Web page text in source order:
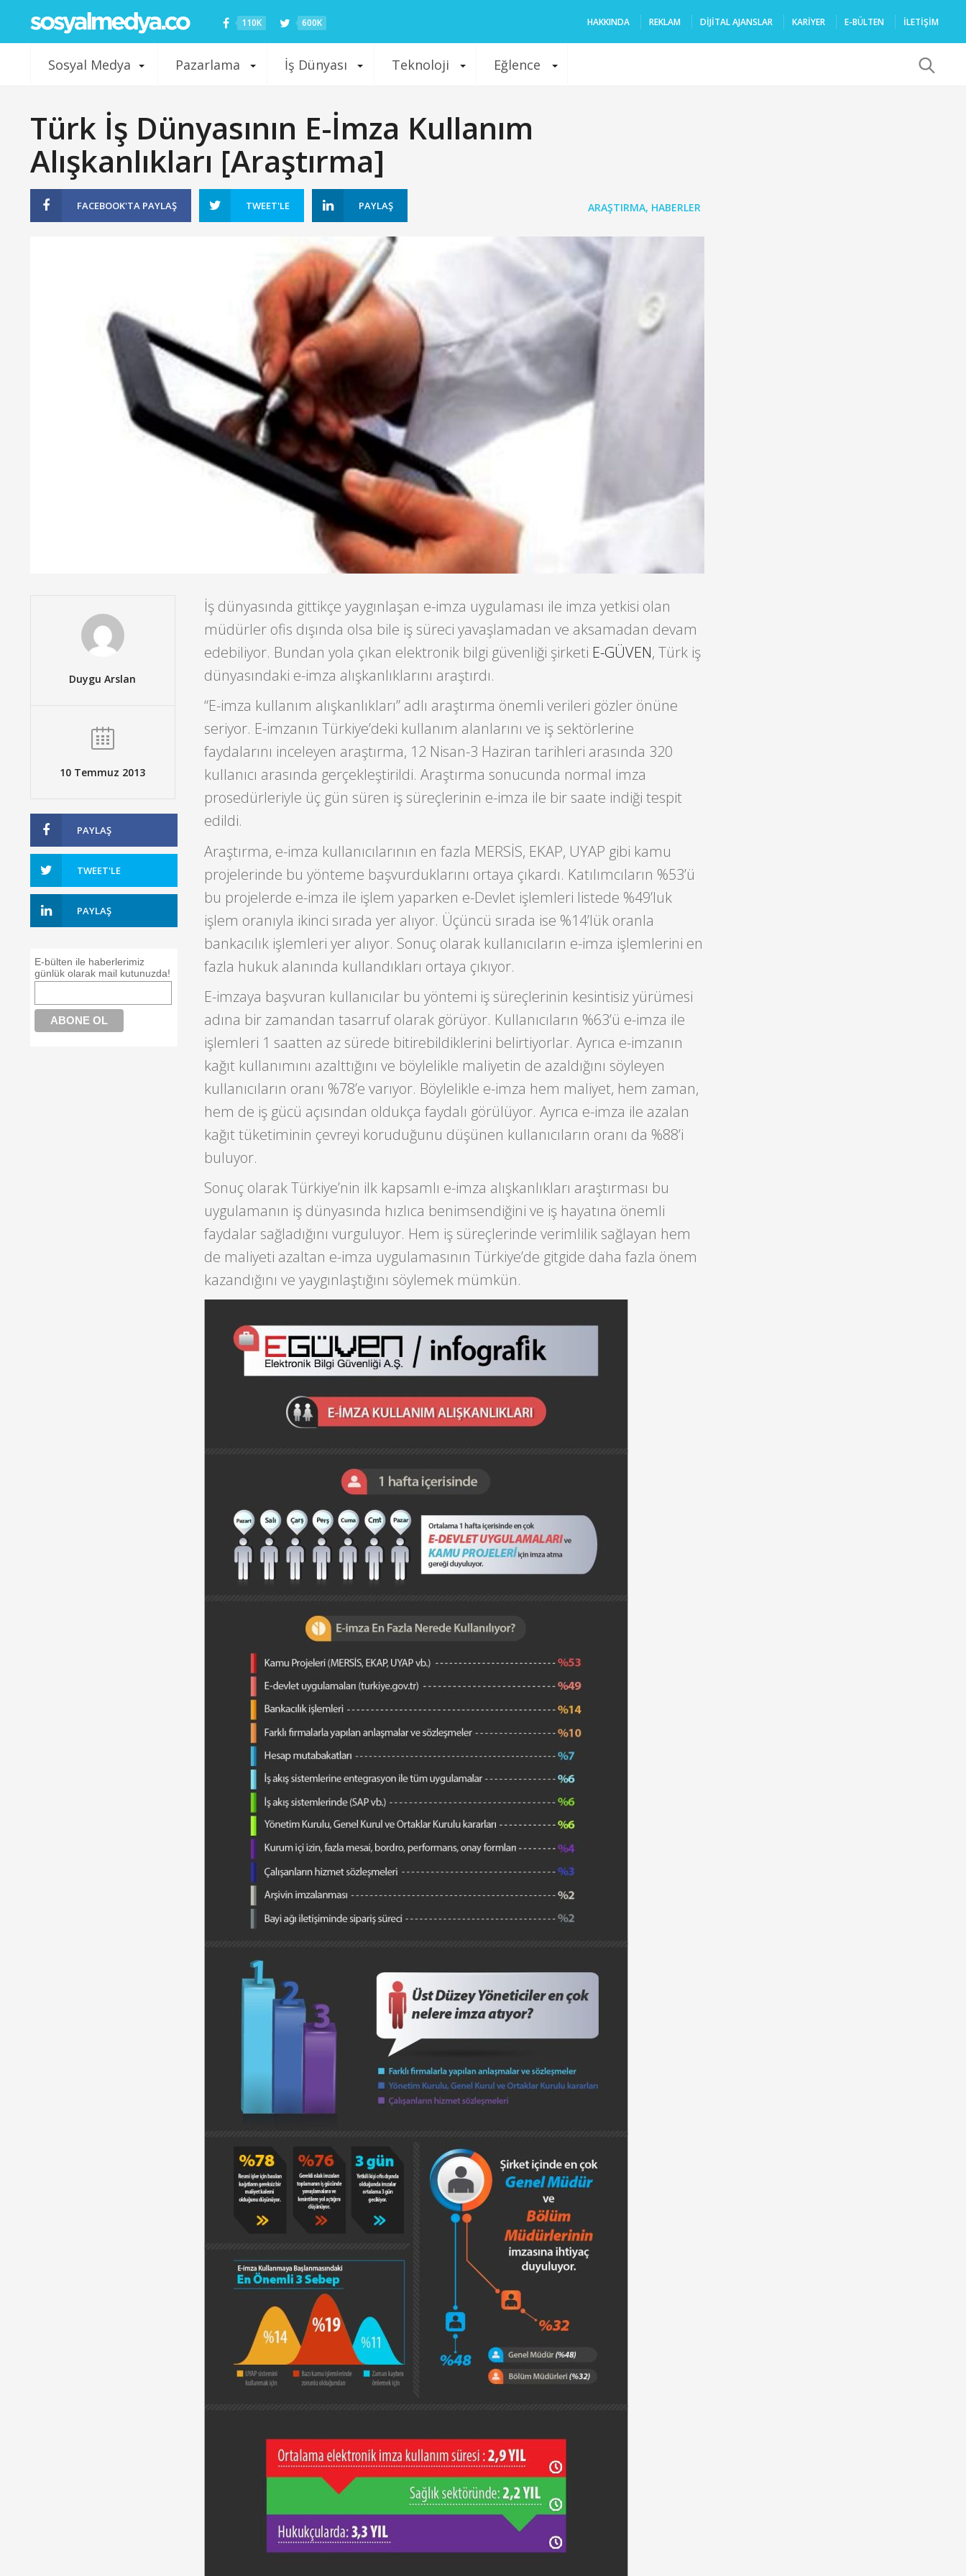
110K 600K HAKKINDA REKLAM DIJITAL AJANSLAR KARIYER E-BÜLTEN İLETİŞİM
Sosyal Medya Pazarlama İş Dünyası Teknoloji Eğlence
Türk İş Dünyasının E-İmza Kullanım
Alışkanlıkları [Araştırma]
FACEBOOK'TA PAYLAŞ TWEET'LE PAYLAŞ ARAŞTIRMA, HABERLER
Duygu Arslan
10 Temmuz 2013
PAYLAŞ
TWEET'LE
PAYLAŞ
E-bülten ile haberlerimiz
günlük olarak mail kutunuzda!
İş dünyasında gittikçe yaygınlaşan e-imza uygulaması ile imza yetkisi olan
müdürler ofis dışında olsa bile iş süreci yavaşlamadan ve aksamadan devam
edebiliyor. Bundan yola çıkan elektronik bilgi güvenliği şirketi E-GÜVEN, Türk iş
dünyasındaki e-imza alışkanlıklarını araştırdı.
“E-imza kullanım alışkanlıkları” adlı araştırma önemli verileri gözler önüne
seriyor. E-imzanın Türkiye’deki kullanım alanlarını ve iş sektörlerine
faydalarını inceleyen araştırma, 12 Nisan-3 Haziran tarihleri arasında 320
kullanıcı arasında gerçekleştirildi. Araştırma sonucunda normal imza
prosedürleriyle üç gün süren iş süreçlerinin e-imza ile bir saate indiği tespit
edildi.
Araştırma, e-imza kullanıcılarının en fazla MERSİS, EKAP, UYAP gibi kamu
projelerinde bu yönteme başvurduklarını ortaya çıkardı. Katılımcıların %53’ü
bu projelerde e-imza ile işlem yaparken e-Devlet işlemleri listede %49’luk
işlem oranıyla ikinci sırada yer alıyor. Üçüncü sırada ise %14’lük oranla
bankacılık işlemleri yer alıyor. Sonuç olarak kullanıcıların e-imza işlemlerini en
fazla hukuk alanında kullandıkları ortaya çıkıyor.
E-imzaya başvuran kullanıcılar bu yöntemi iş süreçlerinin kesintisiz yürümesi
adına bir zamandan tasarruf olarak görüyor. Kullanıcıların %63’ü e-imza ile
işlemleri 1 saatten az sürede bitirebildiklerini belirtiyorlar. Ayrıca e-imzanın
kağıt kullanımını azalttığını ve böylelikle maliyetin de azaldığını söyleyen
kullanıcıların oranı %78’e varıyor. Böylelikle e-imza hem maliyet, hem zaman,
hem de iş gücü açısından oldukça faydalı görülüyor. Ayrıca e-imza ile azalan
kağıt tüketiminin çevreyi koruduğunu düşünen kullanıcıların oranı da %88’i
buluyor.
Sonuç olarak Türkiye’nin ilk kapsamlı e-imza alışkanlıkları araştırması bu
uygulamanın iş dünyasında hızlıca benimsendiğini ve iş hayatına önemli
faydalar sağladığını vurguluyor. Hem iş süreçlerinde verimlilik sağlayan hem
de maliyeti azaltan e-imza uygulamasının Türkiye’de gitgide daha fazla önem
kazandığını ve yaygınlaştığını söylemek mümkün.